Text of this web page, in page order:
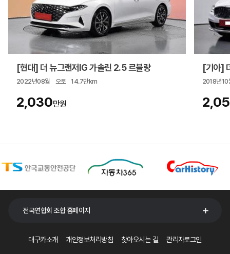
[현대] 더 뉴그랜저IG 가솔린 2.5 르블랑
2022년08월 오토 14.7만km
2,030만원
[기아]
2018년10
전국연합회 조합 홈페이지
대구카소개 개인정보처리방침 찾아오시는 길 관리자로그인